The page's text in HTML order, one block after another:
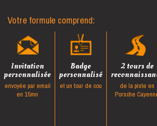
Votre formule comprend:
Invitation
personnalisée
envoyée par email
en 15mn
Badge
personnalisé
et un tour de cou
2 tours de
de la piste en
Porsche